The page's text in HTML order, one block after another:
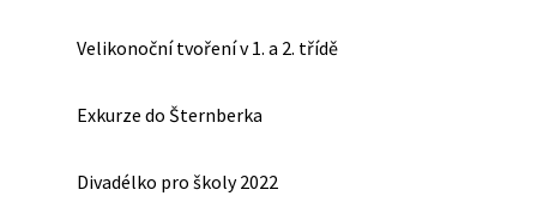
Velikonoční tvoření v 1. a 2. třídě
Exkurze do Šternberka
Divadélko pro školy 2022